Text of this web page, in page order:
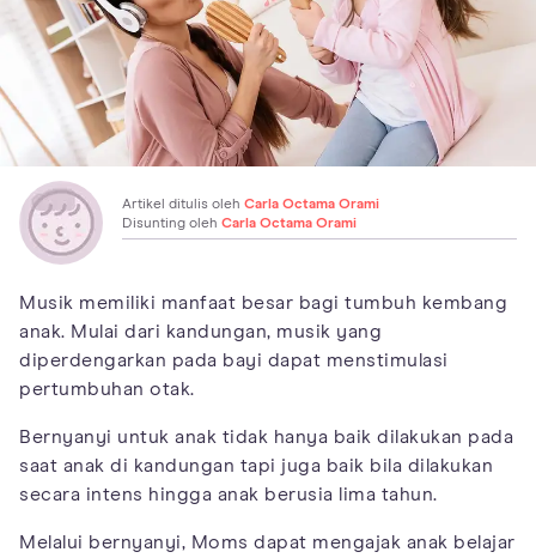
Artikel ditulis oleh Carla Octama Orami
Disunting oleh Carla Octama Orami
Musik memiliki manfaat besar bagi tumbuh kembang
anak. Mulai dari kandungan, musik yang
diperdengarkan pada bayi dapat menstimulasi
pertumbuhan otak.
Bernyanyi untuk anak tidak hanya baik dilakukan pada
saat anak di kandungan tapi juga baik bila dilakukan
secara intens hingga anak berusia lima tahun.
Melalui bernyanyi, Moms dapat mengajak anak belajar